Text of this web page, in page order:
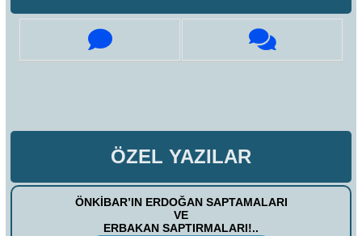
ÖZEL YAZILAR
ÖNKİBAR’IN ERDOĞAN SAPTAMALARI
VE
ERBAKAN SAPTIRMALARI!..